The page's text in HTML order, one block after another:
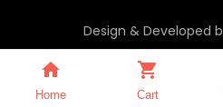
Design & Developed
Home Cart